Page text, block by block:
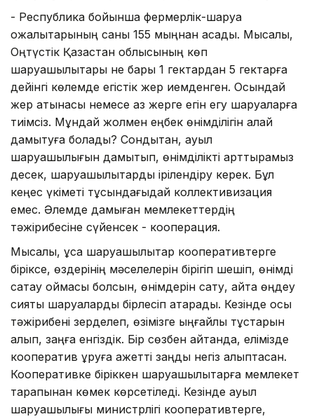
- Республика бойынша фермерлік-шаруа
қожалықтарының саны 155 мыңнан асады. Мысалы,
Оңтүстік Қазақстан облысының көп
шаруашылықтары не бары 1 гектардан 5 гектарға
дейінгі көлемде егістік жер иемденген. Осындай
жер қатынасы немесе аз жерге егін егу шаруаларға
тиімсіз. Мұндай жолмен еңбек өнімділігін қалай
дамытуға болады? Сондықтан, ауыл
шаруашылығын дамытып, өнімділікті арттырамыз
десек, шаруашылықтарды ірілендіру керек. Бұл
кеңес үкіметі тұсындағыдай коллективизация
емес. Әлемде дамыған мемлекеттердің
тәжірибесіне сүйенсек - кооперация.
Мысалы, ұсақ шаруашылықтар кооперативтерге
біріксе, өздерінің мәселелерін бірігіп шешіп, өнімді
сақтау қоймасы болсын, өнімдерін сату, қайта өңдеу
сияқты шаруаларды бірлесіп атқарады. Кезінде осы
тәжірибені зерделеп, өзімізге ыңғайлы тұстарын
алып, заңға енгіздік. Бір сөзбен айтқанда, елімізде
кооператив құруға қажетті заңдық негіз қалыптасқан.
Кооперативке біріккен шаруашылықтарға мемлекет
тарапынан көмек көрсетіледі. Кезінде ауыл
шаруашылығы министрлігі кооперативтерге,